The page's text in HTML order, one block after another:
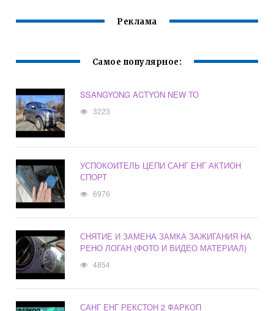
Реклама
Самое популярное:
SSANGYONG ACTYON NEW ТО
3223
УСПОКОИТЕЛЬ ЦЕПИ САНГ ЕНГ АКТИОН
СПОРТ
6976
СНЯТИЕ И ЗАМЕНА ЗАМКА ЗАЖИГАНИЯ НА
РЕНО ЛОГАН (ФОТО И ВИДЕО МАТЕРИАЛ)
4854
САНГ ЕНГ РЕКСТОН 2 ФАРКОП